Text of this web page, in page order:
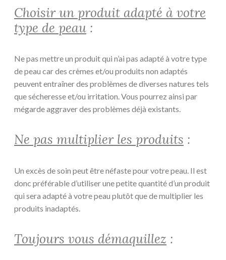
Choisir un produit adapté à votre
type de peau :
Ne pas mettre un produit qui n’ai pas adapté à votre type
de peau car des crèmes et/ou produits non adaptés
peuvent entraîner des problèmes de diverses natures tels
que sécheresse et/ou irritation. Vous pourrez ainsi par
mégarde aggraver des problèmes déjà existants.
Ne pas multiplier les produits :
Un excès de soin peut être néfaste pour votre peau. Il est
donc préférable d’utiliser une petite quantité d’un produit
qui sera adapté à votre peau plutôt que de multiplier les
produits inadaptés.
Toujours vous démaquillez :